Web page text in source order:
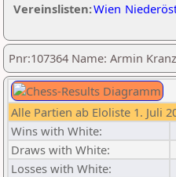
Vereinslisten:Wien
Pnr:107364 Name: Armin
Alle Partien ab Eloliste 1. Juli
Wins with White:
Draws with White:
Losses with White: